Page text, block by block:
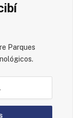
Parques